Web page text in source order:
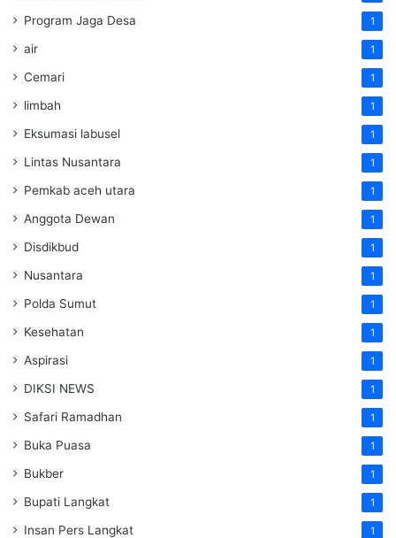
Program Jaga Desa 1
air 1
Cemari 1
limbah 1
Eksumasi labusel 1
Lintas Nusantara 1
Pemkab aceh utara 1
Anggota Dewan 1
Disdikbud 1
Nusantara 1
Polda Sumut 1
Kesehatan 1
Aspirasi 1
DIKSI NEWS 1
Safari Ramadhan 1
Buka Puasa 1
Bukber 1
Bupati Langkat 1
Insan Pers Langkat 1